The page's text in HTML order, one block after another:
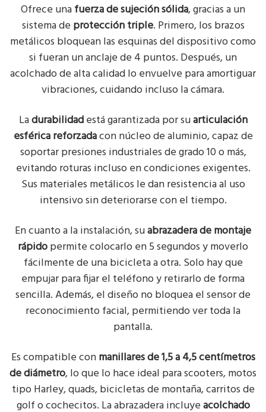
Ofrece unafuerza de sujeción sólida, gracias a un
sistema de protección triple. Primero, los brazos
metálicos bloquean las esquinas del dispositivo como
si fueran un anclaje de 4 puntos. Después, un
acolchado de alta calidad lo envuelve para amortiguar
vibraciones, cuidando incluso la cámara.
Ladurabilidadestá garantizada por suarticulación
esférica reforzadacon núcleo de aluminio, capaz de
soportar presiones industriales de grado 10 o más,
evitando roturas incluso en condiciones exigentes.
Sus materiales metálicos le dan resistencia al uso
intensivo sin deteriorarse con el tiempo.
En cuanto a la instalación, suabrazadera de montaje
rápidopermite colocarlo en 5 segundos y moverlo
fácilmente de una bicicleta a otra. Solo hay que
empujar para fijar el teléfono y retirarlo de forma
sencilla. Además, el diseño no bloquea el sensor de
reconocimiento facial, permitiendo ver toda la
pantalla.
Es compatible conmanillares de 1,5 a 4,5 centímetros
de diámetro, lo que lo hace ideal para scooters, motos
tipo Harley, quads, bicicletas de montaña, carritos de
golf o cochecitos. La abrazadera incluyeacolchado